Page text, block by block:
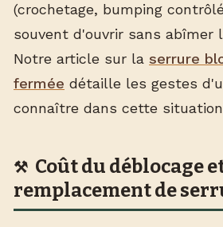
(crochetage, bumping
souvent d'ouvrir sans abîmer
Notre article sur la serrure
fermée détaille les gestes
connaître dans cette
Coût du déblocage
remplacement de